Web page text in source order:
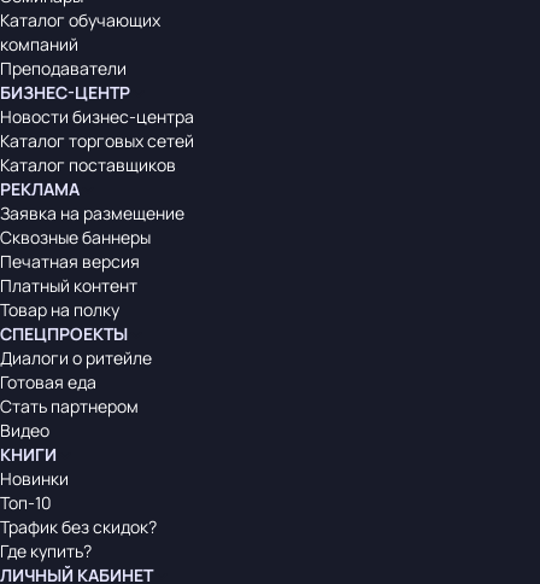
Каталог обучающих
компаний
Преподаватели
БИЗНЕС-ЦЕНТР
Новости бизнес-центра
Каталог торговых сетей
Каталог поставщиков
РЕКЛАМА
Заявка на размещение
Сквозные баннеры
Печатная версия
Платный контент
Товар на полку
СПЕЦПРОЕКТЫ
Диалоги о ритейле
Готовая еда
Стать партнером
Видео
КНИГИ
Новинки
Топ-10
Трафик без скидок?
Где купить?
ЛИЧНЫЙ КАБИНЕТ